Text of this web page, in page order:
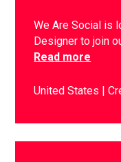
We Are Social is
Designer to join
Read more
United States